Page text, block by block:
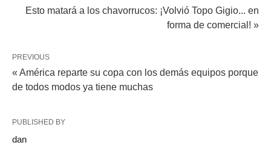
Esto matará a los chavorrucos: ¡Volvió Topo Gigio... en
forma de comercial! »
PREVIOUS
« América reparte su copa con los demás equipos porque
de todos modos ya tiene muchas
PUBLISHED BY
dan